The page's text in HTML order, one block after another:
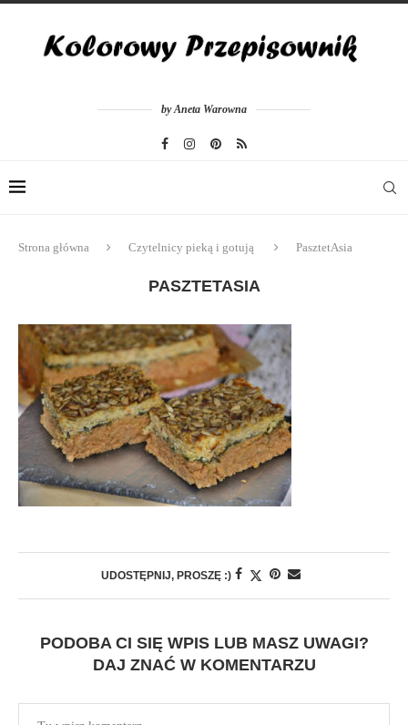
by Aneta Warowna
Strona główna Czytelnicy pieką i gotują PasztetAsia
PASZTETASIA
UDOSTĘPNIJ, PROSZĘ :)
PODOBA CI SIĘ WPIS LUB MASZ UWAGI?
DAJ ZNAĆ W KOMENTARZU